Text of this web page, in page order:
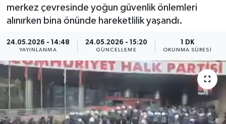
merkez çevresinde yoğun güvenlik önlemleri
alınırken bina önünde hareketlilik yaşandı.
24.05.2026 - 14:48
YAYINLANMA
24.05.2026 - 15:20
GÜNCELLEME
1 DK
OKUNMA SÜRESI
Si̇yaset
Spor
Yaşam
Anali̇z
Bi̇li̇m & Teknoloji̇
Haber Arşivi